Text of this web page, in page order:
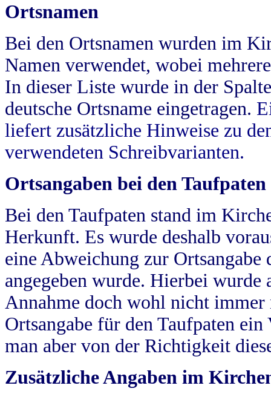
Ortsnamen
Bei den Ortsnamen wurden im
Namen verwendet, wobei
In dieser Liste wurde in der
deutsche Ortsname eingetragen.
liefert zusätzliche Hinweise zu
verwendeten Schreibvarianten.
Ortsangaben bei den Taufpaten
Bei den Taufpaten stand im
Herkunft. Es wurde deshalb
eine Abweichung zur
angegeben wurde. Hierbei wurde
Annahme doch wohl nicht
Ortsangabe für den Taufpaten
man aber von der Richtigkeit
Zusätzliche Angaben im